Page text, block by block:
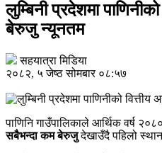
लुम्बिनी प्रदेशमा
बेरुजु न्यूनतम
सहयात्रा मिडिया
२०८२, ५ जेष्ठ सोमबार ०८:५७
पाणिनि गाउँपालिकाले आर्थिक वर्ष
सबैभन्दा कम बेरुजुदेखाउँदै पहिलो